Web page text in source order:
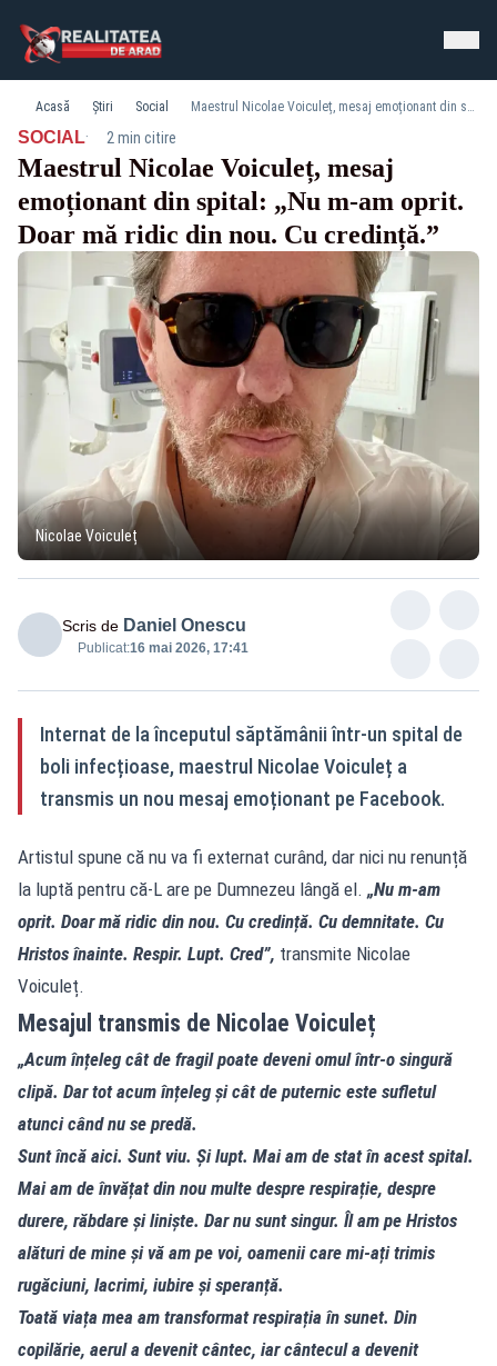
Acasă Știri Social Maestrul Nicolae Voiculeț, mesaj emoționant din spital: „Nu m-am oprit. Doar mă ridic din nou. Cu credință.”
SOCIAL· 2 min citire
Maestrul Nicolae Voiculeț, mesaj
emoționant din spital: „Nu m-am oprit.
Doar mă ridic din nou. Cu credință.”
Nicolae Voiculeț
Scris de Daniel Onescu
Publicat:16 mai 2026, 17:41
Internat de la începutul săptămânii într-un spital de
boli infecțioase, maestrul Nicolae Voiculeț a
transmis un nou mesaj emoționant pe Facebook.
Artistul spune că nu va fi externat curând, dar nici nu renunță
la luptă pentru că-L are pe Dumnezeu lângă el. „Nu m-am
oprit. Doar mă ridic din nou. Cu credință. Cu demnitate. Cu
Hristos înainte. Respir. Lupt. Cred”, transmite Nicolae
Voiculeț.
Mesajul transmis de Nicolae Voiculeț
„Acum înțeleg cât de fragil poate deveni omul într-o singură
clipă. Dar tot acum înțeleg și cât de puternic este sufletul
atunci când nu se predă.
Sunt încă aici. Sunt viu. Și lupt. Mai am de stat în acest spital.
Mai am de învățat din nou multe despre respirație, despre
durere, răbdare și liniște. Dar nu sunt singur. Îl am pe Hristos
alături de mine și vă am pe voi, oamenii care mi-ați trimis
rugăciuni, lacrimi, iubire și speranță.
Toată viața mea am transformat respirația în sunet. Din
copilărie, aerul a devenit cântec, iar cântecul a devenit